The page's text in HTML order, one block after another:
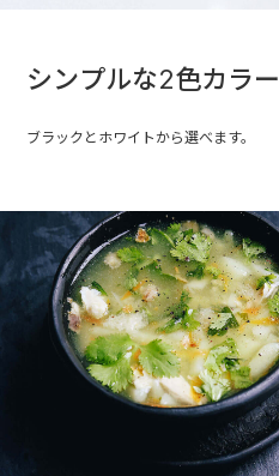
シンプルな2色カラー
ブラックとホワイトから選べます。